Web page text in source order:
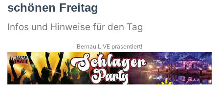
schönen Freitag
Infos und Hinweise für den Tag
Bernau LIVE präsentiert!